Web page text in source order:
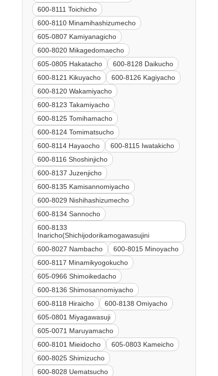
600-8111 Toichicho
600-8110 Minamihashizumecho
605-0807 Kamiyanagicho
600-8020 Mikagedomaecho
605-0805 Hakatacho
600-8128 Daikucho
600-8121 Kikuyacho
600-8126 Kagiyacho
600-8120 Wakamiyacho
600-8123 Takamiyacho
600-8125 Tomihamacho
600-8124 Tomimatsucho
600-8114 Hayaocho
600-8115 Iwatakicho
600-8116 Shoshinjicho
600-8137 Juzenjicho
600-8135 Kamisannomiyacho
600-8029 Nishihashizumecho
600-8134 Sannocho
600-8133
Inaricho(Shichijodorikamogawasujini
600-8027 Nambacho
600-8015 Minoyacho
600-8117 Minamikyogokucho
605-0966 Shimoikedacho
600-8136 Shimosannomiyacho
600-8118 Hiraicho
600-8138 Omiyacho
605-0801 Miyagawasuji
605-0071 Maruyamacho
600-8101 Mieidocho
605-0803 Kameicho
600-8025 Shimizucho
600-8028 Uematsucho